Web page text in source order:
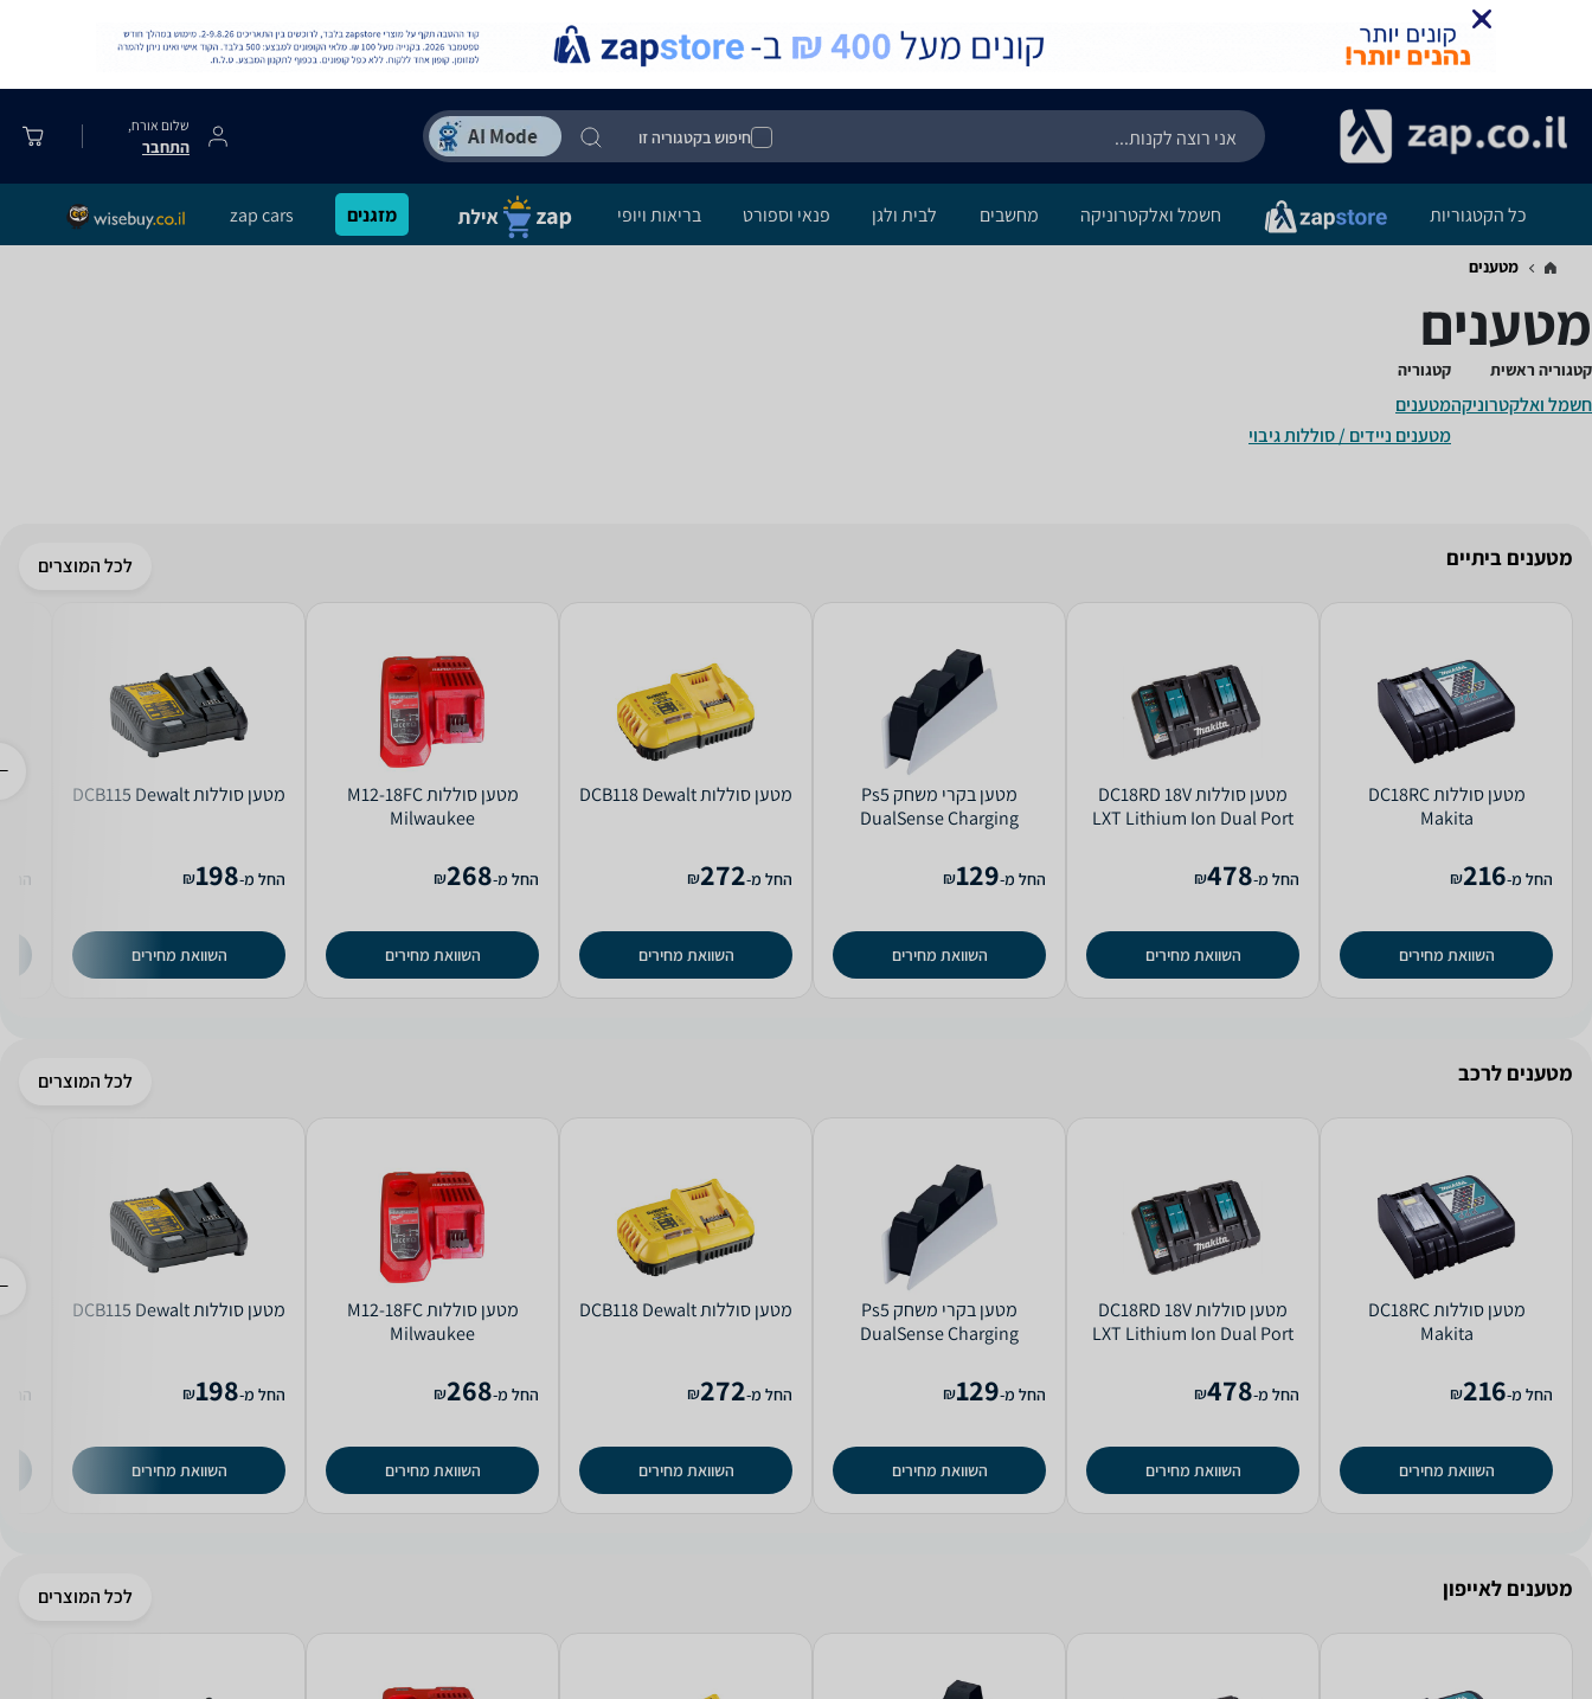
חיפוש בקטגוריה זו
שלום אורח,
התחבר
כל הקטגוריות חשמל ואלקטרוניקה מחשבים לבית ולגן פנאי וספורט בריאות ויופי מזגנים zap cars
מטענים
מטענים
קטגוריה ראשית קטגוריה
מטענים ביתיים לכל המוצרים
מטען ‏סוללות DC18RC
Makita
החל מ-216
₪
השוואת מחירים
מטען ‏סוללות DC18RD 18V
LXT Lithium Ion Dual Port
החל מ-478
₪
השוואת מחירים
מטען ‏בקרי משחק Ps5
DualSense Charging
החל מ-129
₪
השוואת מחירים
מטען ‏סוללות DCB118 Dewalt
החל מ-272
₪
השוואת מחירים
מטען ‏סוללות M12-18FC
Milwaukee
החל מ-268
₪
השוואת מחירים
מטען ‏סוללות DCB115 Dewalt
החל מ-198
₪
השוואת מחירים
החל
מטענים לרכב לכל המוצרים
מטען ‏סוללות DC18RC
Makita
החל מ-216
₪
השוואת מחירים
מטען ‏סוללות DC18RD 18V
LXT Lithium Ion Dual Port
החל מ-478
₪
השוואת מחירים
מטען ‏בקרי משחק Ps5
DualSense Charging
החל מ-129
₪
השוואת מחירים
מטען ‏סוללות DCB118 Dewalt
החל מ-272
₪
השוואת מחירים
מטען ‏סוללות M12-18FC
Milwaukee
החל מ-268
₪
השוואת מחירים
מטען ‏סוללות DCB115 Dewalt
החל מ-198
₪
השוואת מחירים
החל
מטענים לאייפון לכל המוצרים